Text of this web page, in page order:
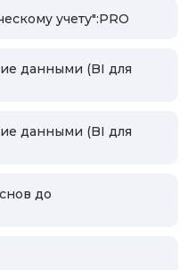
в реальной
для диалога.
в
учету":PRO
данными (BI для
данными (BI для
до